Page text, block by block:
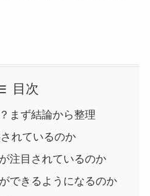
目次
まず結論から整理
れているのか
注目されているのか
できるようになるのか